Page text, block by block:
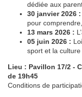
dédiée aux
30 janvier 2026 :
pour
13 mars 2026 :
05 juin 2026 :
sport et la culture
Lieu : Pavillon 17/2 -
de 19h45
Conditions de